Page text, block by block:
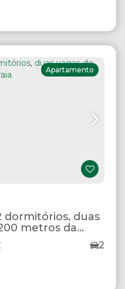
Apartamento
duas
metros da
2